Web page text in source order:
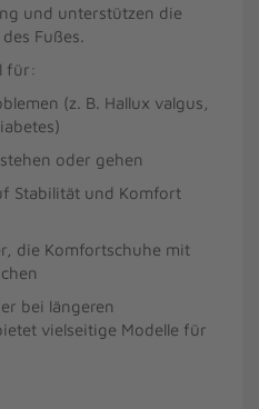
und unterstützen die
Fußes.
für:
(z. B. Hallux valgus,
oder gehen
Stabilität und Komfort
die Komfortschuhe mit
bei längeren
vielseitige Modelle für